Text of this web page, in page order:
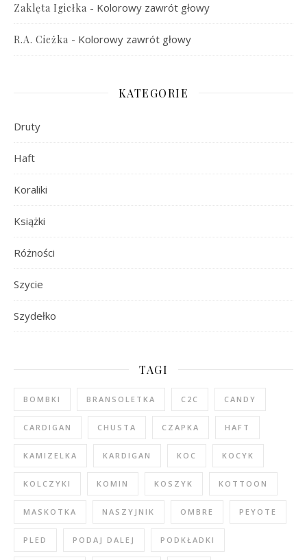
Zaklęta Igiełka - Kolorowy zawrót głowy
R.A. Cieżka - Kolorowy zawrót głowy
KATEGORIE
Druty
Haft
Koraliki
Książki
Różności
Szycie
Szydełko
TAGI
BOMBKI BRANSOLETKA C2C CANDY
CARDIGAN CHUSTA CZAPKA HAFT
KAMIZELKA KARDIGAN KOC KOCYK
KOLCZYKI KOMIN KOSZYK KOTTOON
MASKOTKA NASZYJNIK OMBRE PEYOTE
PLED PODAJ DALEJ PODKŁADKI